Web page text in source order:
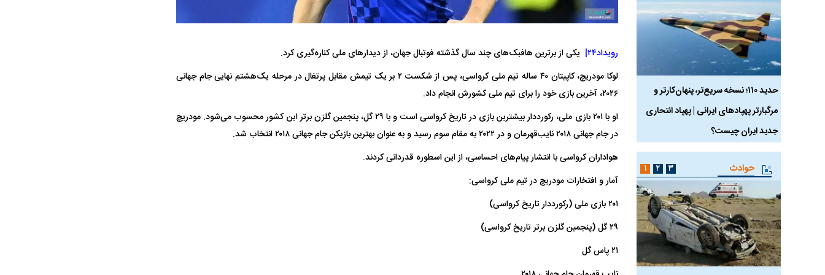
رویداد۲۴|
یکی از برترین هافبک‌های چند سال گذشته فوتبال جهان، از دیدار‌های ملی کناره‌گیری کرد.
لوکا مودریچ، کاپیتان ۴۰ ساله تیم ملی کرواسی، پس از شکست ۲ بر یک تیمش مقابل پرتغال در مرحله یک‌هشتم نهایی جام جهانی
۲۰۲۶، آخرین بازی خود را برای تیم ملی کشورش انجام داد.
او با ۲۰۱ بازی ملی، رکورددار بیشترین بازی در تاریخ کرواسی است و با ۲۹ گل، پنجمین گلزن برتر این کشور محسوب می‌شود. مودریچ
در جام جهانی ۲۰۱۸ نایب‌قهرمان و در ۲۰۲۲ به مقام سوم رسید و به عنوان بهترین بازیکن جام جهانی ۲۰۱۸ انتخاب شد.
هواداران کرواسی با انتشار پیام‌های احساسی، از این اسطوره قدردانی کردند.
آمار و افتخارات مودریچ در تیم ملی کرواسی:
۲۰۱ بازی ملی (رکورددار تاریخ کرواسی)
۲۹ گل (پنجمین گلزن برتر تاریخ کرواسی)
۲۱ پاس گل
حدید ۱۱۰؛ نسخه سریع‌تر، پنهان‌کارتر و
مرگبارتر پهپادهای ایرانی | پهپاد انتحاری
جدید ایران چیست؟
هواپیمای مرموز E-11A BACN چیست؟
فضاپیمای «استارشیپ» ایلان ماسک
چیست؟
مرگبارتر پهپادهای ایرانی | پهپاد انتحاری
جدید ایران چیست؟
حوادث ۱ ۲ ۳